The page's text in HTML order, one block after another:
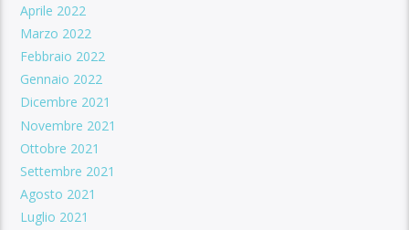
Aprile 2022
Marzo 2022
Febbraio 2022
Gennaio 2022
Dicembre 2021
Novembre 2021
Ottobre 2021
Settembre 2021
Agosto 2021
Luglio 2021